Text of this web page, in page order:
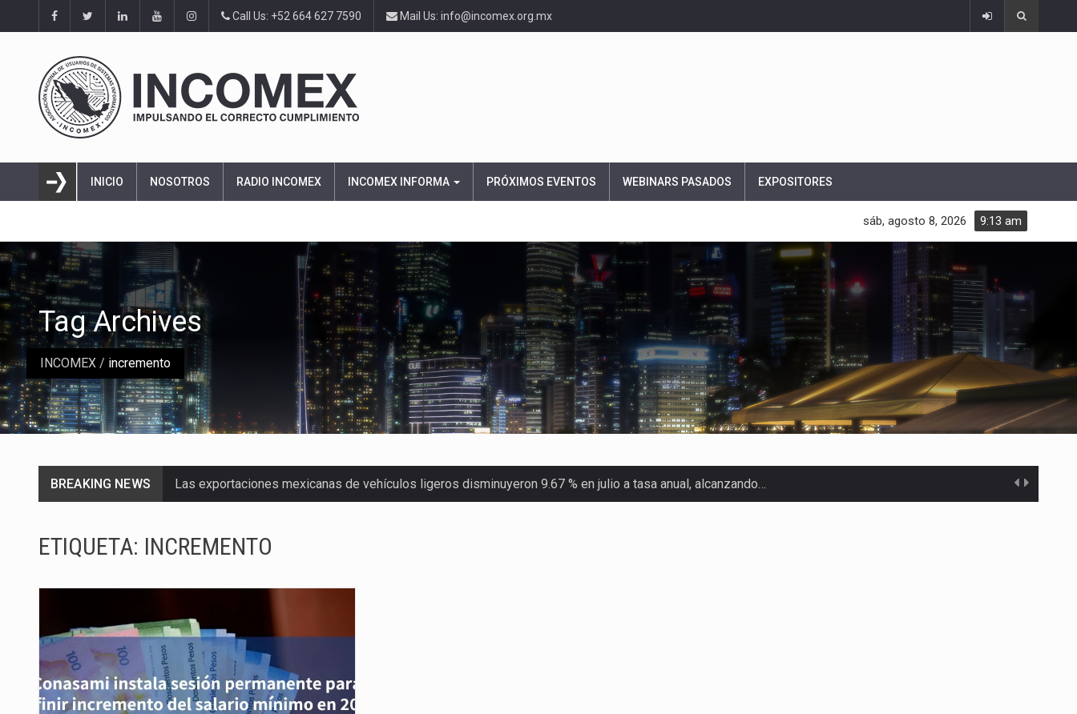
Call Us: +52 664 627 7590 Mail Us: info@incomex.org.mx
INICIO NOSOTROS RADIO INCOMEX INCOMEX INFORMA PRÓXIMOS EVENTOS WEBINARS PASADOS EXPOSITORES
9:13 am
sáb, agosto 8, 2026
INCOMEX / incremento
Tag Archives
BREAKING NEWS Las exportaciones mexicanas de vehículos ligeros disminuyeron 9.67 % en julio a tasa anual, alcanzando…
La Coalition for a Prosperous America (CPA) solicitó al gobierno de Estados Unidos mantener e…
Ante la suspensión temporal de las inspecciones sanitarias del Departamento de Agricultura de Estados Unidos…
Los créditos fiscales determinados a empresas IMMEX rara vez nacen de una interpretación equivocada de…
La industria automotriz mexicana concentra más de la mitad de las quejas bajo el Mecanismo…
ETIQUETA: INCREMENTO